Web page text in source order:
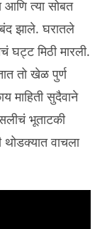
आणि त्या सोबत
झाले. घरातले
घट्ट मिठी मारली.
तो खेळ पुर्ण
माहिती सुदैवाने
भूताटकी
थोडक्यात वाचला